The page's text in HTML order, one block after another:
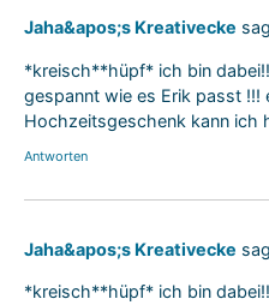
Jaha&apos;s Kreativecke
*kreisch**hüpf* ich bin
gespannt wie es Erik passt !!!
Hochzeitsgeschenk kann ich
Antworten
Jaha&apos;s Kreativecke
*kreisch**hüpf* ich bin